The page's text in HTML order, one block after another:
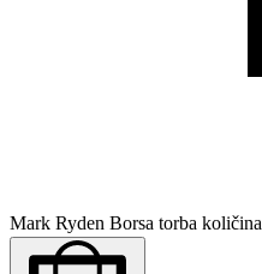
Mark Ryden Borsa torba količina